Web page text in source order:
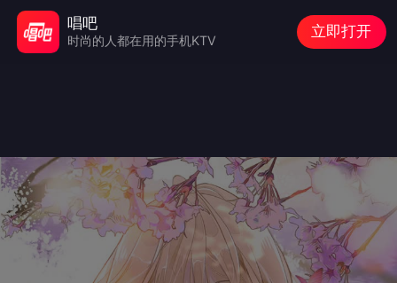
唱吧
时尚的人都在用的手机KTV
立即打开